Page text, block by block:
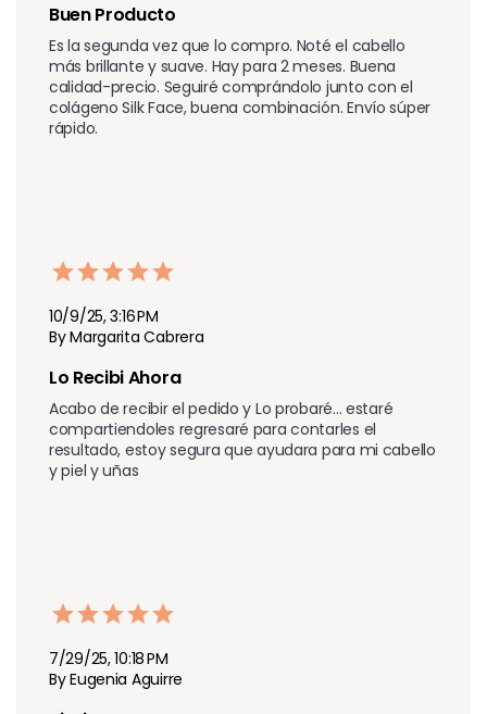
Buen Producto
Es la segunda vez que lo compro. Noté el cabello
más brillante y suave. Hay para 2 meses. Buena
calidad-precio. Seguiré comprándolo junto con el
colágeno Silk Face, buena combinación. Envío súper
rápido.
10/9/25, 3:16 PM
By Margarita Cabrera
Lo Recibi Ahora
Acabo de recibir el pedido y Lo probaré... estaré
compartiendoles regresaré para contarles el
resultado, estoy segura que ayudara para mi cabello
y piel y uñas
7/29/25, 10:18 PM
By Eugenia Aguirre